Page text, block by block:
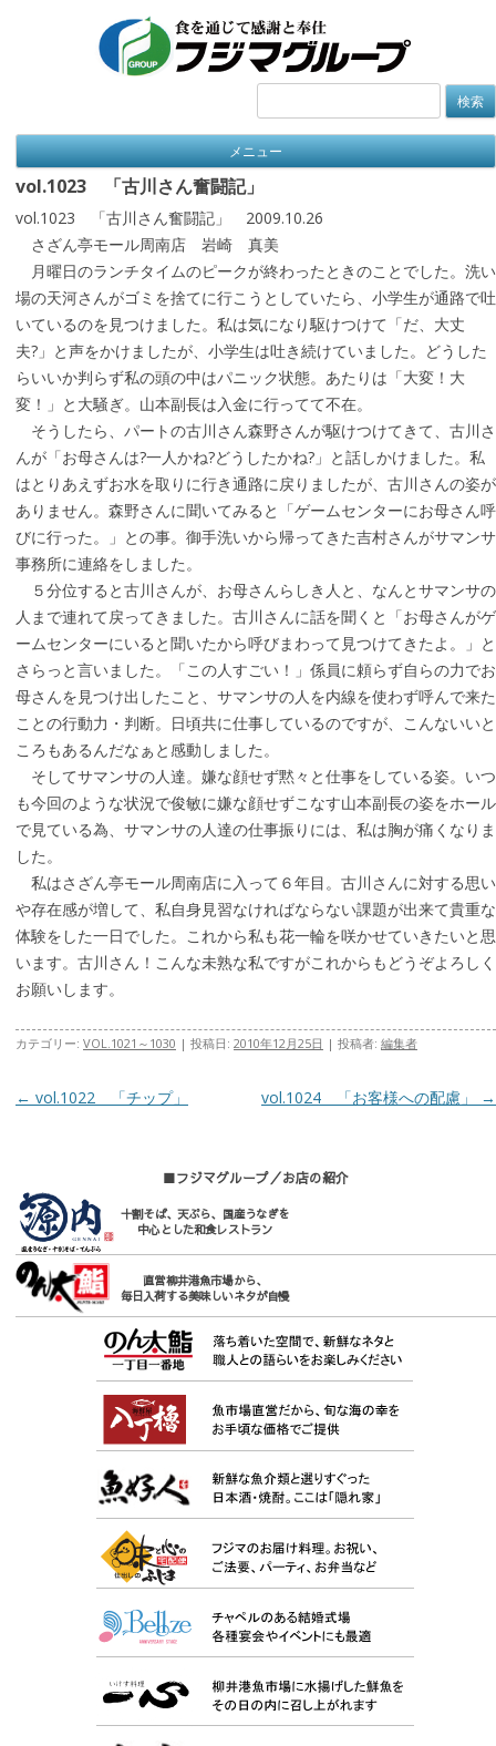
検
メニュー
vol.1023 「古川さん奮闘記」
vol.1023 「古川さん奮闘記」 2009.10.26
さざん亭モール周南店 岩崎 真美
月曜日のランチタイムのピークが終わったときのことでした。洗い
場の天河さんがゴミを捨てに行こうとしていたら、小学生が通路で吐
いているのを見つけました。私は気になり駆けつけて「だ、大丈
夫?」と声をかけましたが、小学生は吐き続けていました。どうした
らいいか判らず私の頭の中はパニック状態。あたりは「大変！大
変！」と大騒ぎ。山本副長は入金に行ってて不在。
そうしたら、パートの古川さん森野さんが駆けつけてきて、古川さ
んが「お母さんは?一人かね?どうしたかね?」と話しかけました。私
はとりあえずお水を取りに行き通路に戻りましたが、古川さんの姿が
ありません。森野さんに聞いてみると「ゲームセンターにお母さん呼
びに行った。」との事。御手洗いから帰ってきた吉村さんがサマンサ
事務所に連絡をしました。
５分位すると古川さんが、お母さんらしき人と、なんとサマンサの
人まで連れて戻ってきました。古川さんに話を聞くと「お母さんがゲ
ームセンターにいると聞いたから呼びまわって見つけてきたよ。」と
さらっと言いました。「この人すごい！」係員に頼らず自らの力でお
母さんを見つけ出したこと、サマンサの人を内線を使わず呼んで来た
ことの行動力・判断。日頃共に仕事しているのですが、こんないいと
ころもあるんだなぁと感動しました。
そしてサマンサの人達。嫌な顔せず黙々と仕事をしている姿。いつ
も今回のような状況で俊敏に嫌な顔せずこなす山本副長の姿をホール
で見ている為、サマンサの人達の仕事振りには、私は胸が痛くなりま
した。
私はさざん亭モール周南店に入って６年目。古川さんに対する思い
や存在感が増して、私自身見習なければならない課題が出来て貴重な
体験をした一日でした。これから私も花一輪を咲かせていきたいと思
います。古川さん！こんな未熟な私ですがこれからもどうぞよろしく
お願いします。
カテゴリー: VOL.1021～1030 | 投稿日: 2010年12月25日 | 投稿者: 編集者
投稿ナビゲーション
← vol.1022 「チップ」 vol.1024 「お客様への配慮」 →
■フジマグループ／お店の紹介
十割そば、天ぷら、国産うなぎを
中心とした和食レストラン
直営柳井港魚市場から、
毎日入荷する美味しいネタが自慢